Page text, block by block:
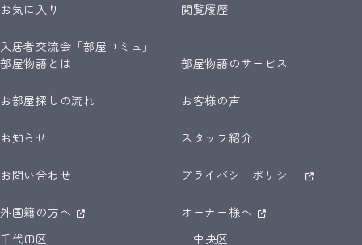
お気に入り 閲覧履歴
入居者交流会「部屋コミュ」
部屋物語とは
部屋物語のサービス
お部屋探しの流れ お客様の声
お知らせ スタッフ紹介
お問い合わせ プライバシーポリシー
外国籍の方へ
オーナー様へ
千代田区
中央区